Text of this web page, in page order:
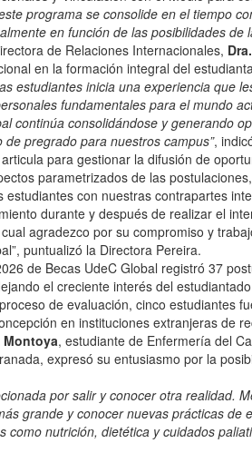
programa se consolide en el tiempo
en función de las posibilidades de
de Relaciones Internacionales,
en la formación integral del
estudiantes inicia una experiencia que
fundamentales para el mundo
continúa consolidándose y generando
de pregrado para nuestros campus”,
para gestionar la difusión de
parametrizados de las
estudiantes con nuestras contrapartes
durante y después de realizar el
agradezco por su compromiso y
puntualizó la Directora Pereira.
de Becas UdeC Global registró 37
el creciente interés del
de evaluación, cinco estudiantes
en instituciones extranjeras de
Montoya, estudiante de Enfermería del
expresó su entusiasmo por la
por salir y conocer otra realidad.
grande y conocer nuevas prácticas
como nutrición, dietética y cuidados